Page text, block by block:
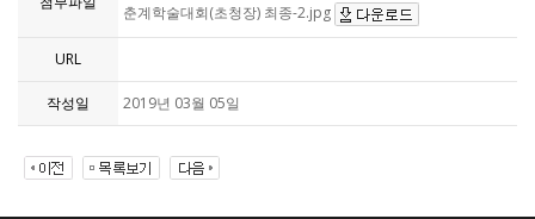
춘계학술대회(초청장) 최종-2.jpg
URL
작성일 2019년 03월 05일